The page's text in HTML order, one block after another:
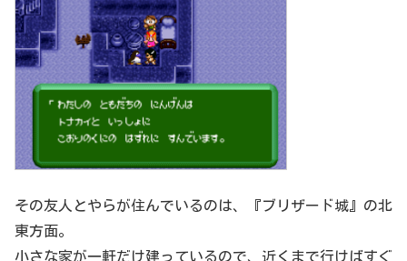
その友人とやらが住んでいるのは、『ブリザード城』の北
東方面。
小さな家が一軒だけ建っているので、近くまで行けばすぐ